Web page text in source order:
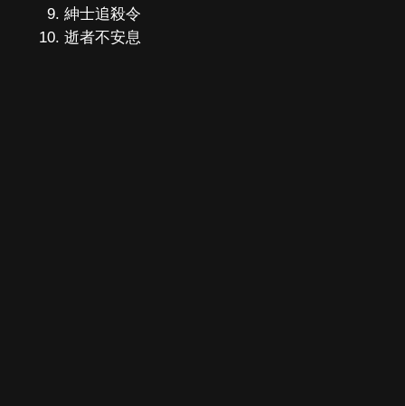
紳士追殺令
逝者不安息